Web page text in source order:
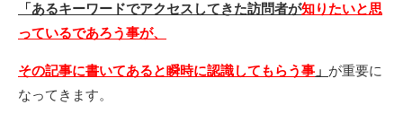
「あるキーワードでアクセスしてきた訪問者が知りたいと思
っているであろう事が、
その記事に書いてあると瞬時に認識してもらう事 」 が重要に
なってきます。